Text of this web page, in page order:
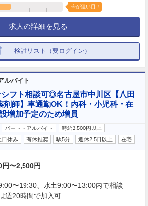
今が狙い目！
求人の詳細を見る
検討リスト（要ログイン）
ルバイト
フト相談可◎名古屋市中川区【八田
剤師】車通勤OK！内科・小児科・在
増加予定のため増員
パート・アルバイト
時給2,500円以上
日休み 有休推奨 駅5分 週休2.5日以上 在宅
円〜2,500円
〜19:30、水土9:00〜13:00内で相談
週20時間で加入可